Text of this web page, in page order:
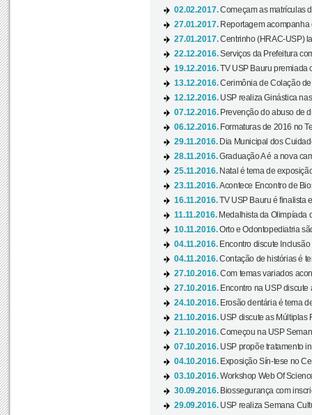
02.02.2017.Começam as matrículas
27.01.2017. Reportagem
27.01.2017.Centrinho (HRAC-USP)
22.12.2016.Serviços da Prefeitura
19.12.2016.TV USP Bauru premiada
13.12.2016.Cerimônia de Colação
12.12.2016. USP realiza Ginástica
07.12.2016. Prevenção do abuso de
06.12.2016. Formaturas de 2016 no
29.11.2016. Dia Municipal dos
28.11.2016.Graduação A é a nova
25.11.2016. Natal é tema de
23.11.2016.Acontece Encontro de
16.11.2016.TV USP Bauru é finalista
11.11.2016. Medalhista da Olimpíada
10.11.2016.Orto e Odontopediatria
04.11.2016. Encontro discute
04.11.2016.Contação de histórias é
27.10.2016.Com temas variados
27.10.2016. Encontro na USP discute
24.10.2016. Erosão dentária é tema
21.10.2016. USP discute as Múltiplas
21.10.2016.Começou na USP
07.10.2016. USP propõe tratamento
04.10.2016. Exposição Sín-tese no
03.10.2016.Workshop Web Of
30.09.2016. Biossegurança com
29.09.2016. USP realiza Semana